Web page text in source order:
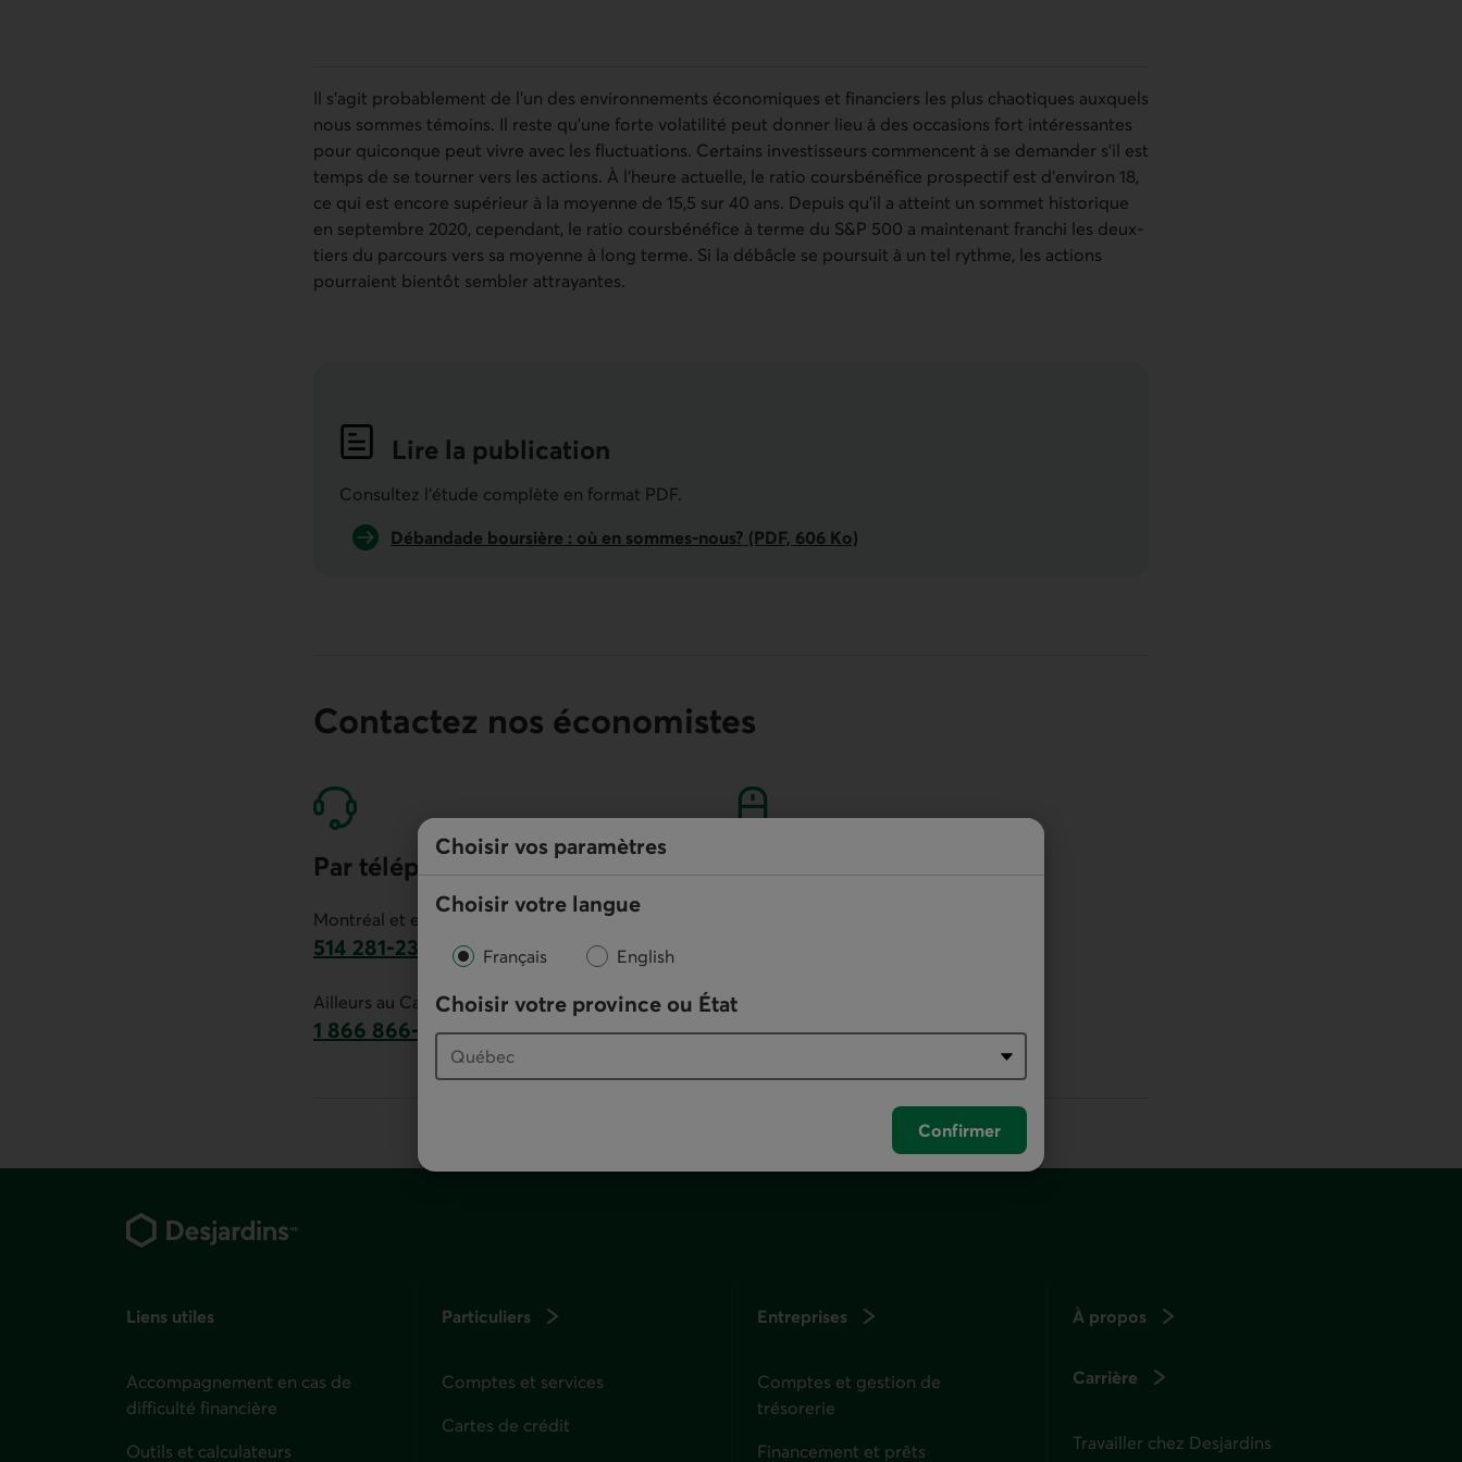
Choisir vos paramètres
Choisir votre langue
Français English
Choisir votre province ou État
Confirmer
Il s’agit probablement de l’un des environnements économiques et financiers les plus chaotiques auxquels
nous sommes témoins. Il reste qu’une forte volatilité peut donner lieu à des occasions fort intéressantes
pour quiconque peut vivre avec les fluctuations. Certains investisseurs commencent à se demander s’il est
temps de se tourner vers les actions. À l’heure actuelle, le ratio coursbénéfice prospectif est d’environ 18,
ce qui est encore supérieur à la moyenne de 15,5 sur 40 ans. Depuis qu’il a atteint un sommet historique
en septembre 2020, cependant, le ratio coursbénéfice à terme du S&P 500 a maintenant franchi les deux-
tiers du parcours vers sa moyenne à long terme. Si la débâcle se poursuit à un tel rythme, les actions
pourraient bientôt sembler attrayantes.
Lire la publication
Indicateurs économiques de la semaine du 18 au 22 juillet 2022
Consultez l'étude complète en format PDF.
Débandade boursière : où en sommes-nous? (PDF, 606 Ko)
Contactez nos économistes
Par téléphone
Montréal et environs :
514 281-2336
Ailleurs au Canada :
1 866 866-7000
numéro sans frais. Ce lien lancera votre logiciel de téléphonie par défaut
Liens utiles
Accompagnement en cas de
difficulté financière
Outils et calculateurs
Particuliers
Comptes et services
Cartes de crédit
Entreprises
Comptes et gestion de
trésorerie
Financement et prêts
À propos
Carrière
Travailler chez Desjardins